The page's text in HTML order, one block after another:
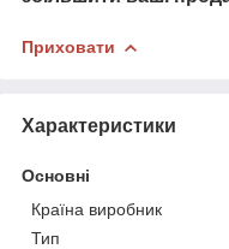
Приховати
Характеристики
Основні
Країна виробник
Тип